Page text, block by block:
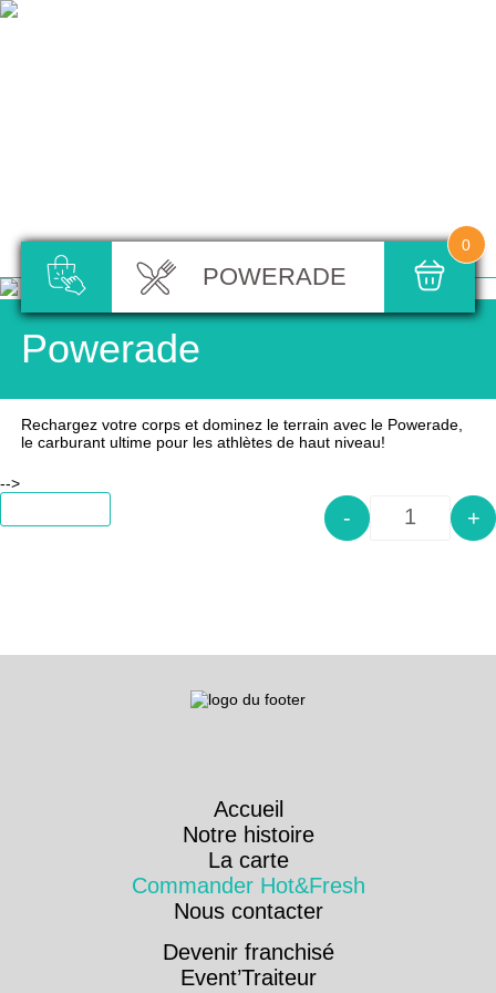
POWERADE
0
Powerade
Rechargez votre corps et dominez le terrain avec le Powerade,
le carburant ultime pour les athlètes de haut niveau!
-->
Quantity
- +
Accueil
Notre histoire
La carte
Commander Hot&Fresh
Nous contacter
Devenir franchisé
Event’Traiteur